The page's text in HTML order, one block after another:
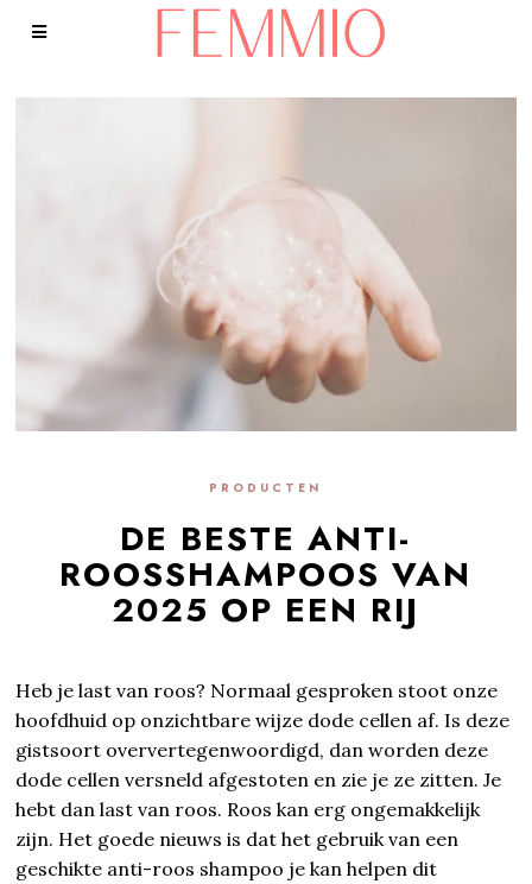
PRODUCTEN
DE BESTE ANTI-
ROOSSHAMPOOS VAN
2025 OP EEN RIJ
Heb je last van roos? Normaal gesproken stoot onze
hoofdhuid op onzichtbare wijze dode cellen af. Is deze
gistsoort oververtegenwoordigd, dan worden deze
dode cellen versneld afgestoten en zie je ze zitten. Je
hebt dan last van roos. Roos kan erg ongemakkelijk
zijn. Het goede nieuws is dat het gebruik van een
geschikte anti-roos shampoo je kan helpen dit